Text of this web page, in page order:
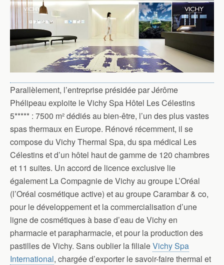
Parallèlement, l’entreprise présidée par Jérôme
Phélipeau exploite le Vichy Spa Hôtel Les Célestins
5***** : 7500 m² dédiés au bien-être, l’un des plus vastes
spas thermaux en Europe. Rénové récemment, il se
compose du Vichy Thermal Spa, du spa médical Les
Célestins et d’un hôtel haut de gamme de 120 chambres
et 11 suites. Un accord de licence exclusive lie
également La Compagnie de Vichy au groupe L’Oréal
(l’Oréal cosmétique active) et au groupe Carambar & co,
pour le développement et la commercialisation d’une
ligne de cosmétiques à base d’eau de Vichy en
pharmacie et parapharmacie, et pour la production des
pastilles de Vichy. Sans oublier la filialeVichy Spa
International, chargée d’exporter le savoir-faire thermal et